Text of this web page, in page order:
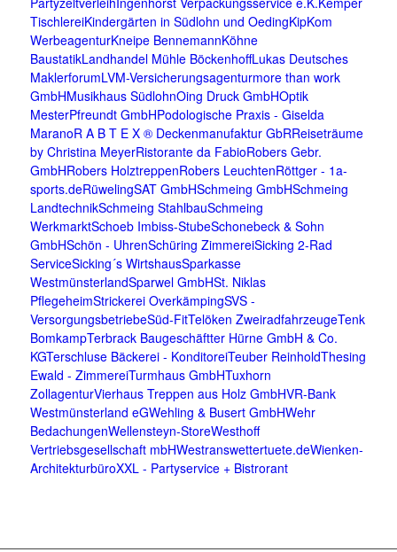
TischlereiKindergärten in Südlohn und OedingKipKom
WerbeagenturKneipe BennemannKöhne
BaustatikLandhandel Mühle BöckenhoffLukas Deutsches
MaklerforumLVM-Versicherungsagenturmore than work
GmbHMusikhaus SüdlohnOing Druck GmbHOptik
MesterPfreundt GmbHPodologische Praxis - Giselda
MaranoR A B T E X ® Deckenmanufaktur GbRReiseträume
by Christina MeyerRistorante da FabioRobers Gebr.
GmbHRobers HolztreppenRobers LeuchtenRöttger - 1a-
sports.deRüwelingSAT GmbHSchmeing GmbHSchmeing
LandtechnikSchmeing StahlbauSchmeing
WerkmarktSchoeb Imbiss-StubeSchonebeck & Sohn
GmbHSchön - UhrenSchüring ZimmereiSicking 2-Rad
ServiceSicking´s WirtshausSparkasse
WestmünsterlandSparwel GmbHSt. Niklas
PflegeheimStrickerei OverkämpingSVS -
VersorgungsbetriebeSüd-FitTelöken ZweiradfahrzeugeTenk
BomkampTerbrack Baugeschäftter Hürne GmbH & Co.
KGTerschluse Bäckerei - KonditoreiTeuber ReinholdThesing
Ewald - ZimmereiTurmhaus GmbHTuxhorn
ZollagenturVierhaus Treppen aus Holz GmbHVR-Bank
Westmünsterland eGWehling & Busert GmbHWehr
BedachungenWellensteyn-StoreWesthoff
Vertriebsgesellschaft mbHWestranswettertuete.deWienken-
ArchitekturbüroXXL - Partyservice + Bistrorant